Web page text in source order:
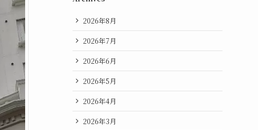
2026年8月
2026年7月
2026年6月
2026年5月
2026年4月
2026年3月